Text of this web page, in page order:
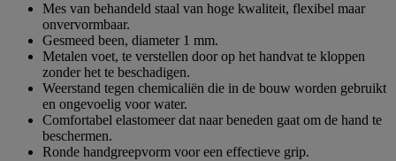
sterren.
Mes van behandeld staal van hoge kwaliteit, flexibel maar
onvervormbaar.
Gesmeed been, diameter 1 mm.
Metalen voet, te verstellen door op het handvat te kloppen
zonder het te beschadigen.
Weerstand tegen chemicaliën die in de bouw worden gebruikt
en ongevoelig voor water.
Comfortabel elastomeer dat naar beneden gaat om de hand te
beschermen.
Ronde handgreepvorm voor een effectieve grip.